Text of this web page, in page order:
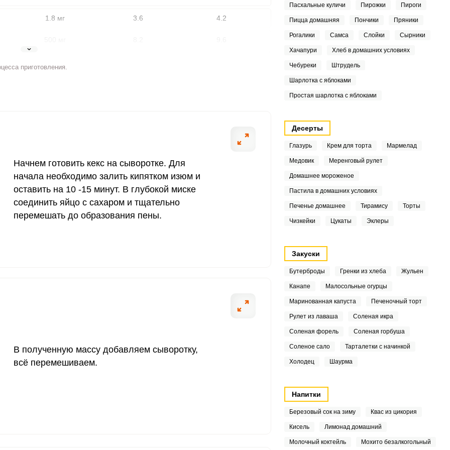
1.8 мг 3.6 4.2
1.3
15 мг 5.5
50 мг 4.3
1300 мг
приготовления.
Начнем готовить кекс на сыворотке. Для
начала необходимо залить кипятком изюм и
оставить на 10 -15 минут. В глубокой миске
соединить яйцо с сахаром и тщательно
перемешать до образования пены.
В полученную массу добавляем сыворотку,
всё перемешиваем.
Пасхальные куличи Пирожки Пироги
Пицца домашняя Пончики Пряники
Рогалики Самса Слойки Сырники
Хачапури Хлеб в домашних условиях
Чебуреки Штрудель
Шарлотка с яблоками
Простая шарлотка с яблоками
Десерты
Глазурь Крем для торта Мармелад
Медовик Меренговый рулет
Домашнее мороженое
Пастила в домашних условиях
Печенье домашнее Тирамису Торты
Чизкейки Цукаты Эклеры
Закуски
Бутерброды Гренки из хлеба Жульен
Канапе Малосольные огурцы
Маринованная капуста Печеночный торт
Рулет из лаваша Соленая икра
Соленая форель Соленая горбуша
Соленое сало Тарталетки с начинкой
Холодец Шаурма
Напитки
Березовый сок на зиму Квас из цикория
Кисель Лимонад домашний
Молочный коктейль Мохито безалкогольный
или
сыворотке. Для начала необходимо залить кипятком изюм и оставить на 10
соединить яйцо с сахаром и тщательно перемешать до образования
ШАГ
2 ИЗ 7
В полученную
обработки
соглашением